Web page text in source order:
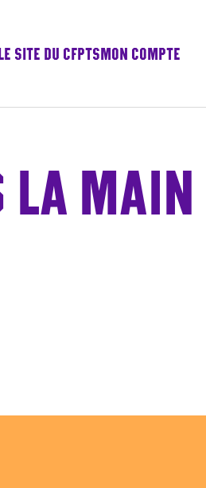
SITE DU CFPTSMON COMPTE
LA MAIN